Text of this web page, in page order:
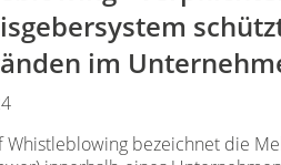
im
Whistleblowing bezeichnet die